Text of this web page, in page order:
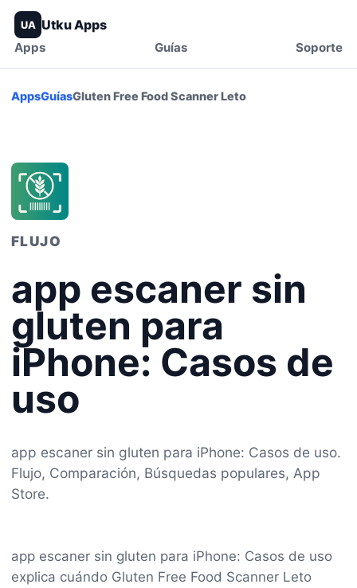
UA Utku Apps
Apps Guías Soporte
AppsGuíasGluten Free Food Scanner Leto
FLUJO
app escaner sin
gluten para
iPhone: Casos de
uso
app escaner sin gluten para iPhone: Casos de uso.
Flujo, Comparación, Búsquedas populares, App
Store.
app escaner sin gluten para iPhone: Casos de uso
explica cuándo Gluten Free Food Scanner Leto